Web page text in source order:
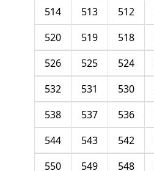
512
513
514
518
519
520
524
525
526
530
531
532
536
537
538
542
543
544
548
549
550